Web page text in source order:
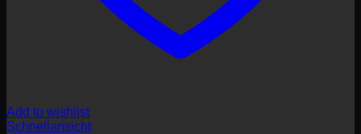
Add to wishlist
Schnellansicht